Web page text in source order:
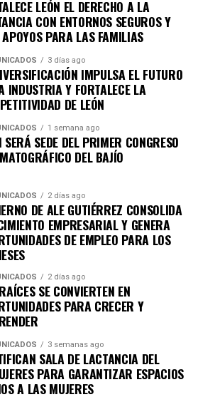
de las redes sociales y los
9-1-1, ya que su participación es
un León más seguro para
LEÓN EL DERECHO A LA
CON ENTORNOS SEGUROS Y
PARA LAS FAMILIAS
3 días ago
IMPULSA EL FUTURO
INDUSTRIA Y FORTALECE LA
DE LEÓN
1 semana ago
SERÁ SEDE DEL PRIMER CONGRESO
DEL BAJÍO
2 días ago
DE ALE GUTIÉRREZ CONSOLIDA
EMPRESARIAL Y GENERA
DE EMPLEO PARA LOS
2 días ago
SE CONVIERTEN EN
PARA CRECER Y
3 semanas ago
SALA DE LACTANCIA DEL
PARA GARANTIZAR ESPACIOS
A LAS MUJERES